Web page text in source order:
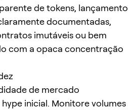
de tokens, lançamento
documentadas,
imutáveis ou bem
com a opaca concentração
de mercado
inicial. Monitore volumes